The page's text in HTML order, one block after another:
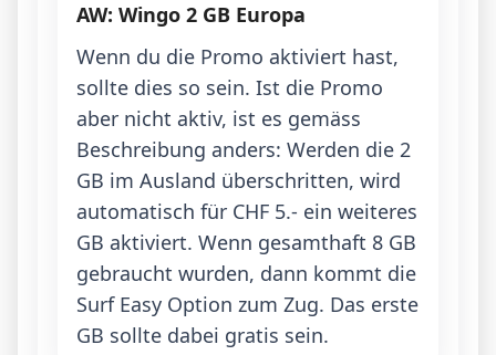
AW: Wingo 2 GB Europa
Wenn du die Promo aktiviert hast,
sollte dies so sein. Ist die Promo
aber nicht aktiv, ist es gemäss
Beschreibung anders: Werden die 2
GB im Ausland überschritten, wird
automatisch für CHF 5.- ein weiteres
GB aktiviert. Wenn gesamthaft 8 GB
gebraucht wurden, dann kommt die
Surf Easy Option zum Zug. Das erste
GB sollte dabei gratis sein.